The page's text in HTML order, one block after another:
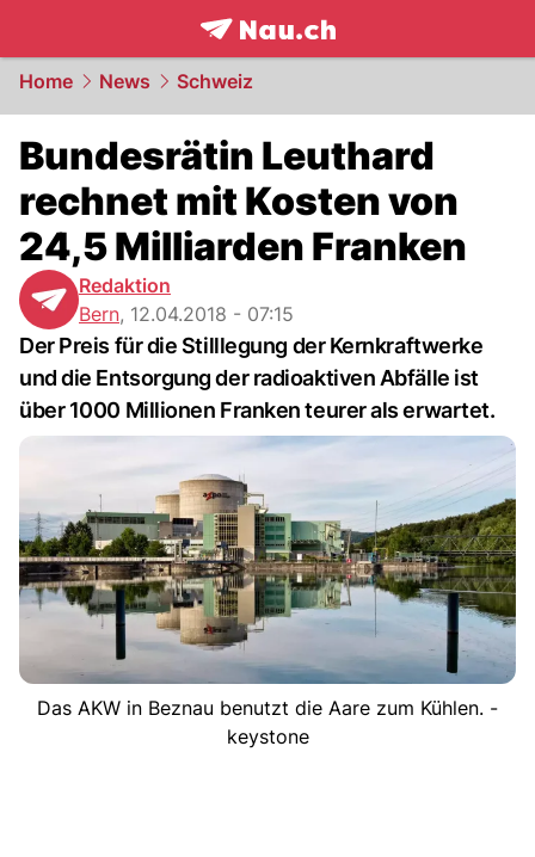
frontpage.NAU.ch
Home News Schweiz
Bundesrätin Leuthard
rechnet mit Kosten von
24,5 Milliarden Franken
Redaktion
Bern, 12.04.2018 - 07:15
Der Preis für die Stilllegung der Kernkraftwerke
und die Entsorgung der radioaktiven Abfälle ist
über 1000 Millionen Franken teurer als erwartet.
Das AKW in Beznau benutzt die Aare zum Kühlen. -
keystone